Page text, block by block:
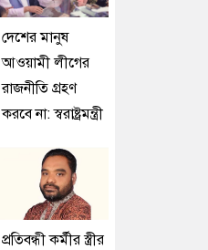
দেশের মানুষ
আওয়ামী লীগের
রাজনীতি গ্রহণ
করবে না: স্বরাষ্ট্রমন্ত্রী
প্রতিবন্ধী কর্মীর স্ত্রীর